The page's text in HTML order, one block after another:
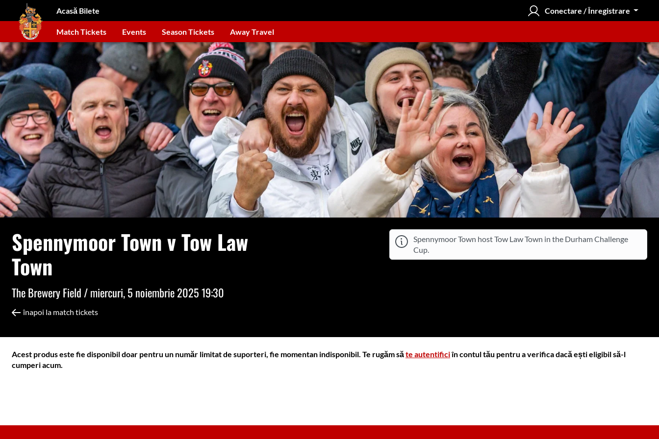
Acasă Bilete Conectare / Înregistrare
Match Tickets Events Season Tickets Away Travel
Spennymoor Town v Tow Law
Town
The Brewery Field /miercuri, 5 noiembrie 2025 19:30
înapoi la match tickets
Spennymoor Town host Tow Law Town in the Durham Challenge
Cup.
Acest produs este fie disponibil doar pentru un număr limitat de suporteri, fie momentan indisponibil. Te rugăm să te autentificiîn contul tău pentru a verifica dacă ești eligibil să-l
cumperi acum.